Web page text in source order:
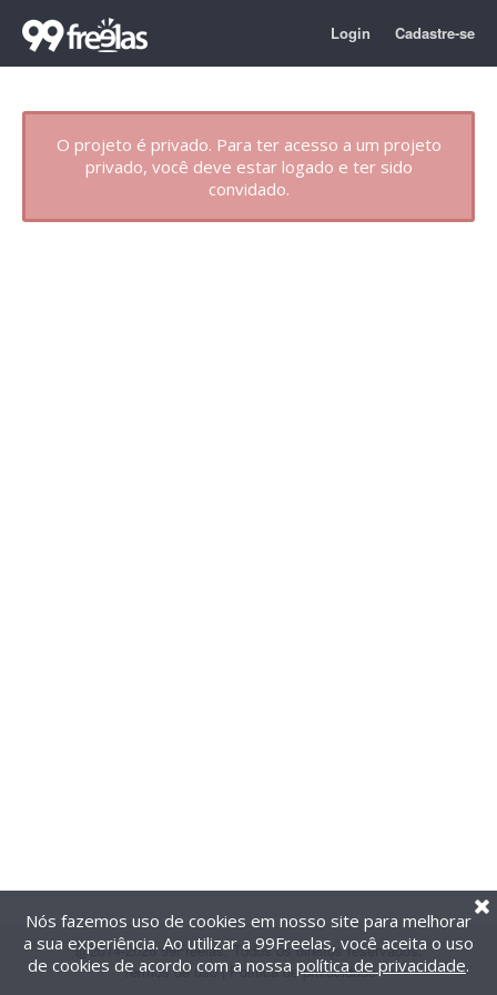
Login Cadastre-se
O projeto é privado. Para ter acesso a um projeto
privado, você deve estar logado e ter sido
convidado.
@2014-2026 99Freelas. Todos os direitos reservados.
Termos de uso| Política de privacidade
Nós fazemos uso de cookies em nosso site para melhorar
a sua experiência. Ao utilizar a 99Freelas, você aceita o uso
de cookies de acordo com a nossa política de privacidade.